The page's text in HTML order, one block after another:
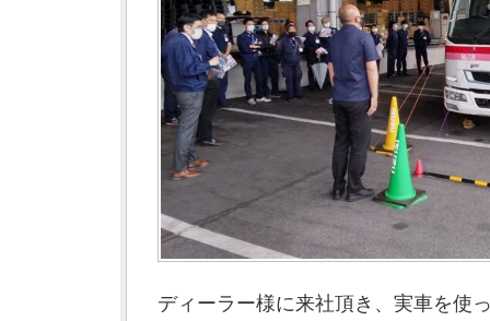
ディーラー様に来社頂き、実車を使